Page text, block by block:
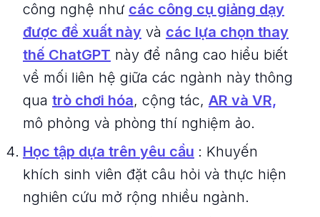
công nghệ như các công cụ giảng dạy
được đề xuất này và các lựa chọn thay
thế ChatGPT này để nâng cao hiểu biết
về mối liên hệ giữa các ngành này thông
qua trò chơi hóa, cộng tác, AR và VR,
mô phỏng và phòng thí nghiệm ảo.
Học tập dựa trên yêu cầu : Khuyến
khích sinh viên đặt câu hỏi và thực hiện
nghiên cứu mở rộng nhiều ngành.